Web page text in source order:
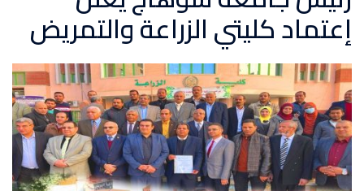
إعتماد كليتي الزراعة والتمريض